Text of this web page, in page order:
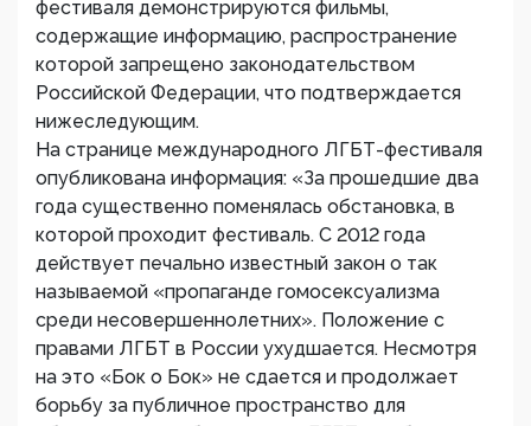
фестиваля демонстрируются фильмы,
содержащие информацию, распространение
которой запрещено законодательством
Российской Федерации, что подтверждается
нижеследующим.
На странице международного ЛГБТ-фестиваля
опубликована информация: «За прошедшие два
года существенно поменялась обстановка, в
которой проходит фестиваль. С 2012 года
действует печально известный закон о так
называемой «пропаганде гомосексуализма
среди несовершеннолетних». Положение с
правами ЛГБТ в России ухудшается. Несмотря
на это «Бок о Бок» не сдается и продолжает
борьбу за публичное пространство для